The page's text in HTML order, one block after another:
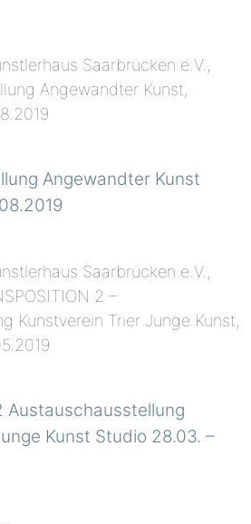
Angewandter Kunst
Austauschausstellung
Kunst Studio 28.03. –